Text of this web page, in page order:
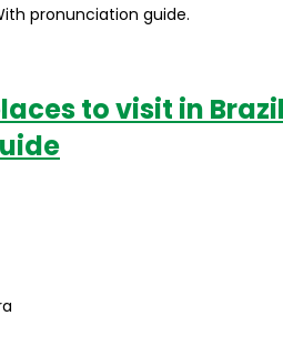
pronunciation guide.
to visit in